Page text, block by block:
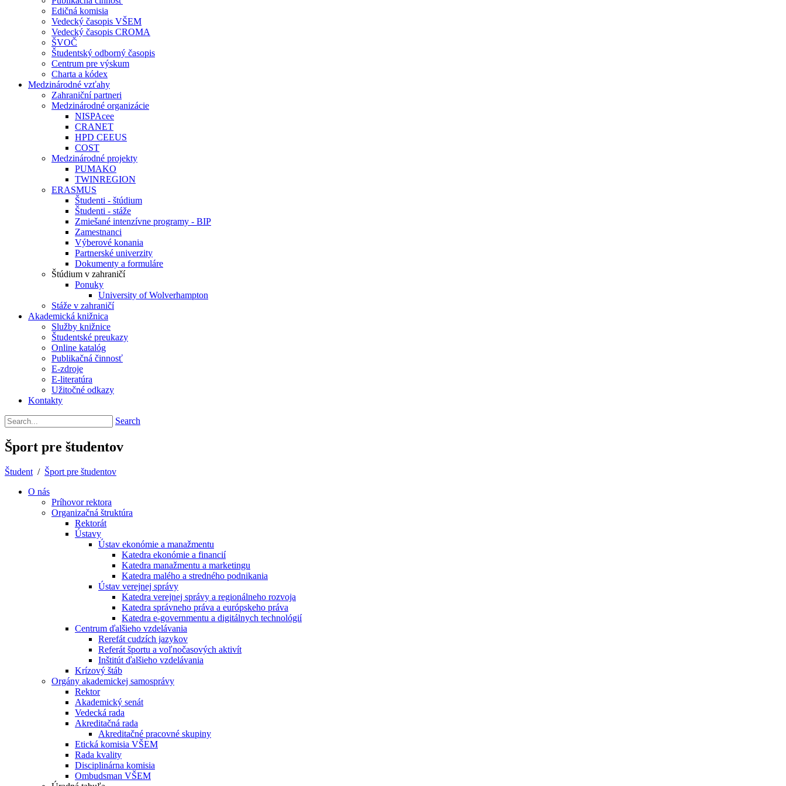
Edičná komisia
Vedecký časopis VŠEM
Vedecký časopis CROMA
ŠVOČ
Študentský odborný časopis
Centrum pre výskum
Charta a kódex
Medzinárodné vzťahy
Zahraniční partneri
Medzinárodné organizácie
NISPAcee
CRANET
HPD CEEUS
COST
Medzinárodné projekty
PUMAKO
TWINREGION
ERASMUS
Študenti - štúdium
Študenti - stáže
Zmiešané intenzívne programy - BIP
Zamestnanci
Výberové konania
Partnerské univerzity
Dokumenty a formuláre
Štúdium v zahraničí
Ponuky
University of Wolverhampton
Stáže v zahraničí
Akademická knižnica
Služby knižnice
Študentské preukazy
Online katalóg
Publikačná činnosť
E-zdroje
E-literatúra
Užitočné odkazy
Kontakty
Search
Šport pre študentov
Študent / Šport pre študentov
O nás
Príhovor rektora
Organizačná štruktúra
Rektorát
Ústavy
Ústav ekonómie a manažmentu
Katedra ekonómie a financií
Katedra manažmentu a marketingu
Katedra malého a stredného podnikania
Ústav verejnej správy
Katedra verejnej správy a regionálneho rozvoja
Katedra správneho práva a európskeho práva
Katedra e-governmentu a digitálnych technológií
Centrum ďalšieho vzdelávania
Rerefát cudzích jazykov
Referát športu a voľnočasových aktivít
Inštitút ďalšieho vzdelávania
Krízový štáb
Orgány akademickej samosprávy
Rektor
Akademický senát
Vedecká rada
Akreditačná rada
Akreditačné pracovné skupiny
Etická komisia VŠEM
Rada kvality
Disciplinárna komisia
Ombudsman VŠEM